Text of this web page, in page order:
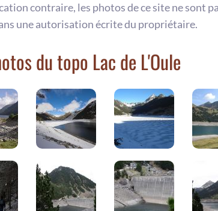
contraire, les photos de ce site ne sont
une autorisation écrite du propriétaire.
du topo Lac de L'Oule